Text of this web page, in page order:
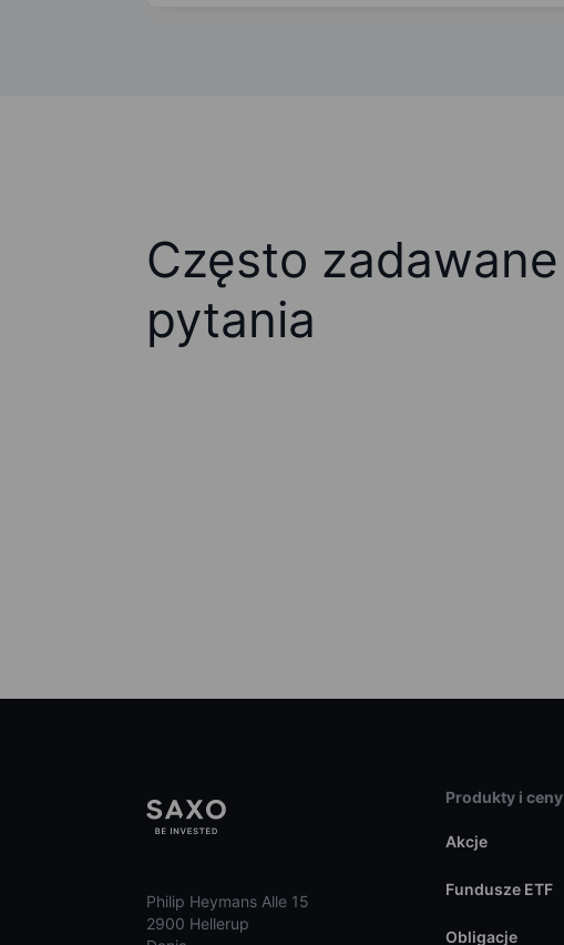
Często zadawane
pytania
Philip Heymans Alle 15
2900 Hellerup
Produkty i ceny
Akcje
Fundusze ETF
Obligacje